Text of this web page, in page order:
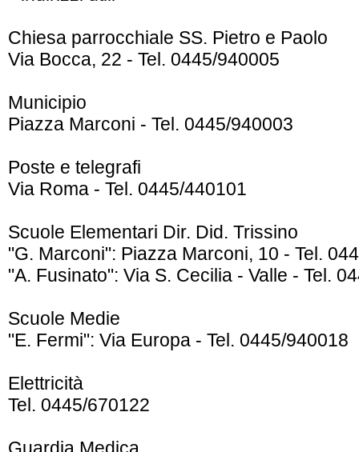
Chiesa parrocchiale SS. Pietro e Paolo
Via Bocca, 22 - Tel. 0445/940005
Municipio
Piazza Marconi - Tel. 0445/940003
Poste e telegrafi
Via Roma - Tel. 0445/440101
Scuole Elementari Dir. Did. Trissino
"G. Marconi": Piazza Marconi, 10 - Tel.
"A. Fusinato": Via S. Cecilia - Valle - Tel.
Scuole Medie
"E. Fermi": Via Europa - Tel. 0445/940018
Elettricità
Tel. 0445/670122